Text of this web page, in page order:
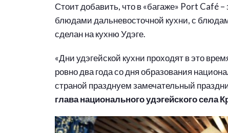
Стоит добавить, что в «багаже» Port Café –
блюдами дальневосточной кухни, с
сделан на кухню Удэге.
«Дни удэгейской кухни проходят в это
ровно два года со дня образования
страной празднуем замечательный
глава национального удэгейского села